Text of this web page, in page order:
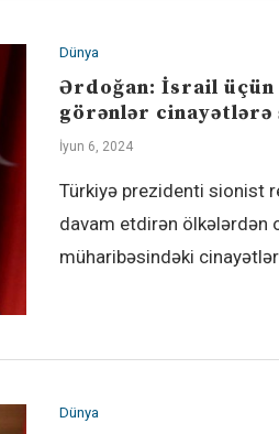
Dünya
Ərdoğan: İsrail
görənlər
İyun 6, 2024
Türkiyə prezidenti sionist
davam etdirən ölkələrdən
müharibəsindəki
Dünya